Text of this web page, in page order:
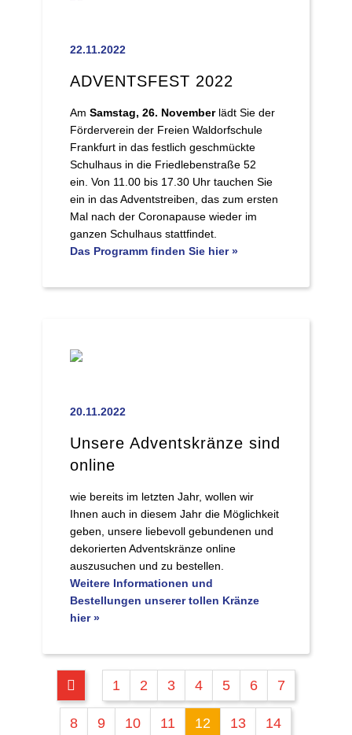
22.11.2022
ADVENTSFEST 2022
Am Samstag, 26. November lädt Sie der
Förderverein der Freien Waldorfschule
Frankfurt in das festlich geschmückte
Schulhaus in die Friedlebenstraße 52
ein. Von 11.00 bis 17.30 Uhr tauchen Sie
ein in das Adventstreiben, das zum ersten
Mal nach der Coronapause wieder im
ganzen Schulhaus stattfindet.
Das Programm finden Sie hier»
20.11.2022
Unsere Adventskränze sind
online
wie bereits im letzten Jahr, wollen wir
Ihnen auch in diesem Jahr die Möglichkeit
geben, unsere liebevoll gebundenen und
dekorierten Adventskränze online
auszusuchen und zu bestellen.
Weitere Informationen und
Bestellungen unserer tollen Kränze
hier »
1 2 3 4 5 6 7
8 9 10 11 12 13 14